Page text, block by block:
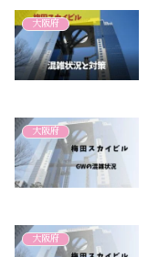
大阪府
大阪府
大阪府